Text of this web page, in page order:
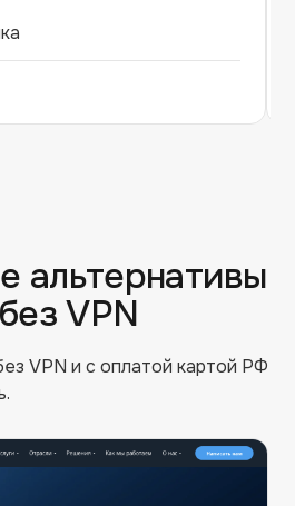
альтернативы
без VPN
VPN и с оплатой картой РФ